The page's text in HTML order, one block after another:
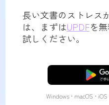
長い文書のストレス
は、まずはUPDFを
試しください。
無料ダ
Windows • macOS •